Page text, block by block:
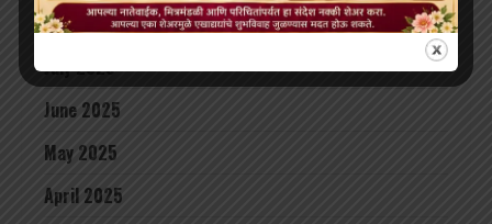
August 2025
July 2025
June 2025
May 2025
April 2025